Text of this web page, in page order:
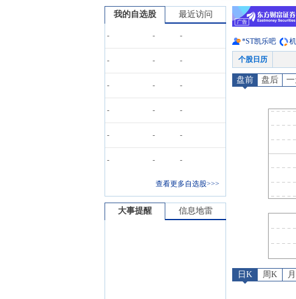
我的自选股 最近访问
- - -
- - -
- - -
- - -
- - -
- - -
查看更多自选股>>>
大事提醒 信息地雷
*ST凯乐吧
个股日历
盘前 盘后 一
日K 周K